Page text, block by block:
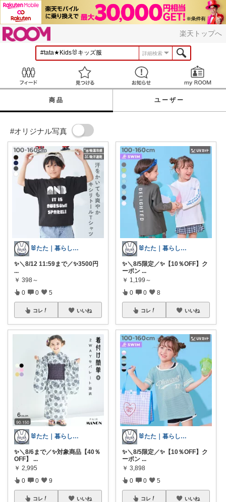
楽天トップへ
詳細検索
見つける お知らせ
商品 ユーザー
#オリジナル写真
🐰たた｜暮らしと子育て
✨＼8/12 11:59まで／✨3500円
...
￥ 398～
0 0 5
コレ いいね
🐰たた｜暮らしと子育て
✨＼8/6まで／✨対象商品【40％
OFF】
...
￥ 2,995
0 0 9
コレ いいね
🐰たた｜暮らしと子育て
✨＼8/5限定／✨【10％OFF】ク
ーポン ...
￥ 1,199～
0 0 8
コレ いいね
🐰たた｜暮らしと子育て
✨＼8/5限定／✨【10％OFF】ク
ーポン ...
￥ 3,898
0 0 5
コレ いいね